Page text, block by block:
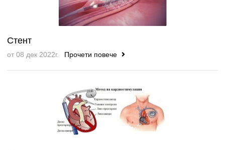
Стент
от 08 дек 2022г. Прочети повече